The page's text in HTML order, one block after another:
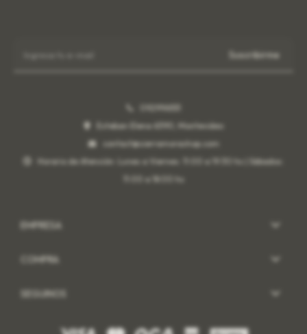
Esteban Elena 6390, Montevideo
contact@sierramorashop.com
Horario de Atención: Lunes a Viernes: 11:00 a 19:30 hs | Sábados:
EMPRESA
COMPRA
SEGUINOS
Suscribirme